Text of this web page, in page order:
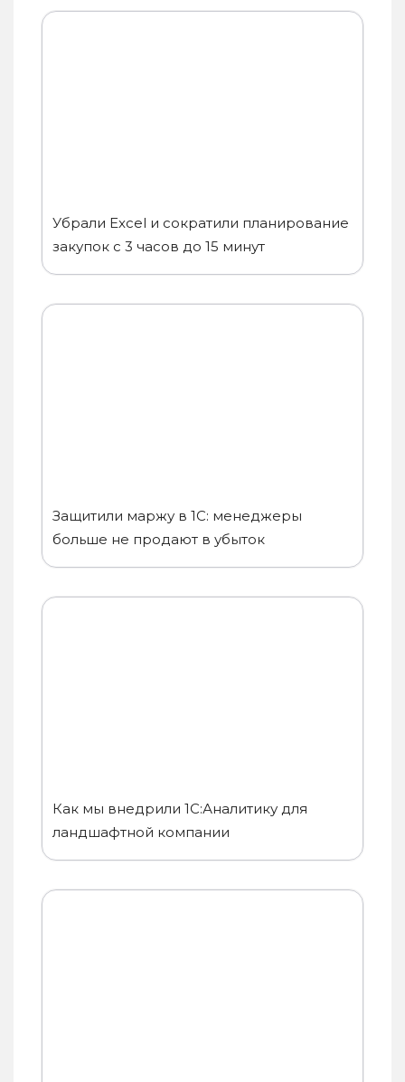
Убрали Excel и сократили планирование
закупок с 3 часов до 15 минут
Защитили маржу в 1С: менеджеры
больше не продают в убыток
Как мы внедрили 1С:Аналитику для
ландшафтной компании